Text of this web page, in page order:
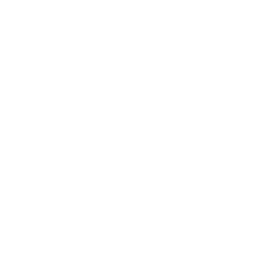
。
ません。